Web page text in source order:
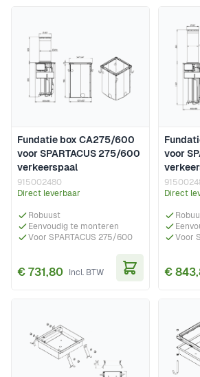
Fundatie box CA275/600
voor SPARTACUS 275/600
verkeerspaal
915002480
Direct leverbaar
Robuust
Eenvoudig te monteren
Voor SPARTACUS 275/600
€ 731,80
voor
Direct
Voor
€